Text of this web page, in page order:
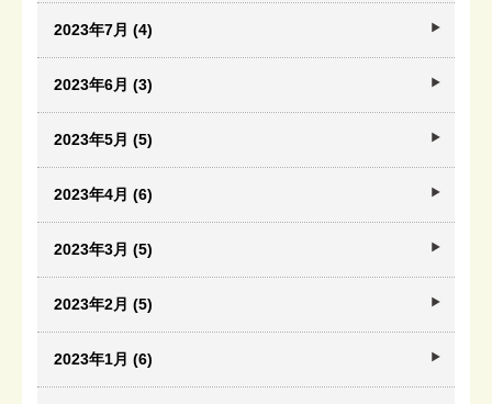
2023年7月 (4)
2023年6月 (3)
2023年5月 (5)
2023年4月 (6)
2023年3月 (5)
2023年2月 (5)
2023年1月 (6)